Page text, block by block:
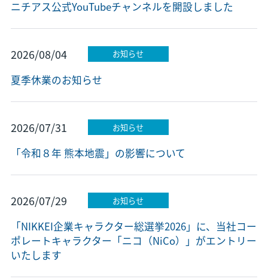
ニチアス公式YouTubeチャンネルを開設しました
2026/08/04 お知らせ
夏季休業のお知らせ
2026/07/31 お知らせ
「令和８年 熊本地震」の影響について
2026/07/29 お知らせ
「NIKKEI企業キャラクター総選挙2026」に、当社コー
ポレートキャラクター「ニコ（NiCo）」がエントリー
いたします